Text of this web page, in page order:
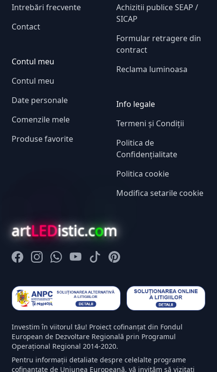
Intrebări frecvente
Contact
Contul meu
Contul meu
Date personale
Comenzile mele
Produse favorite
Achizitii publice SEAP /
SICAP
Formular retragere din
contract
Reclama luminoasa
Info legale
Termeni și Condiții
Politica de
Confidențialitate
Politica cookie
Modifica setarile cookie
artLEDistic.com
FacebookInstagramWhatsappYoutubeTiktokPinterest
Investim în viitorul tău! Proiect cofinanțat din Fondul
European de Dezvoltare Regională prin Programul
Operațional Regional 2014-2020.
Pentru informații detaliate despre celelalte programe
cofinanțate de Uniunea Europeană, vă invităm să vizitați